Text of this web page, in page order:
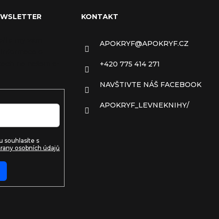
souhlasíte s
osobních údajů
KONTAKT
APOKRYF@APOKRYF.CZ
+420 775 414 271
NAVŠTIVTE NÁŠ FACEBOOK
APOKRYF_LEVNEKNIHY/